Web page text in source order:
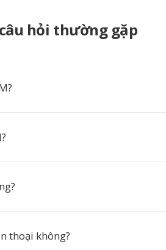
hỏi thường gặp
thoại không?